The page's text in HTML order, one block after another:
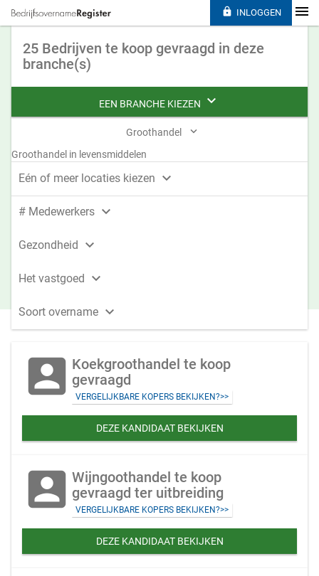
25 Bedrijven te koop gevraagd in deze
branche(s)
EEN BRANCHE KIEZEN 
Groothandel 
Groothandel in levensmiddelen
Eén of meer locaties kiezen 
# Medewerkers 
Gezondheid 
Het vastgoed 
Soort overname 
account_box Koekgroothandel te koop
gevraagd
VERGELIJKBARE KOPERS BEKIJKEN?>>
DEZE KANDIDAAT BEKIJKEN
account_box Wijngoothandel te koop
gevraagd ter uitbreiding
VERGELIJKBARE KOPERS BEKIJKEN?>>
DEZE KANDIDAAT BEKIJKEN
 INLOGGEN